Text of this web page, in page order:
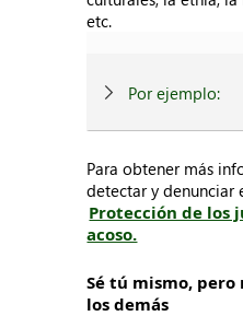
etc.
Por ejemplo:
Para obtener más
detectar y denunciar
Protección de los
acoso.
Sé tú mismo, pero
los demás